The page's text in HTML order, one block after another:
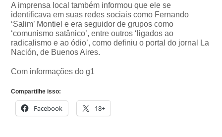
A imprensa local também informou que ele se
identificava em suas redes sociais como Fernando
‘Salim’ Montiel e era seguidor de grupos como
‘comunismo satânico’, entre outros ‘ligados ao
radicalismo e ao ódio’, como definiu o portal do jornal La
Nación, de Buenos Aires.
Com informações do g1
Compartilhe isso:
Facebook 18+